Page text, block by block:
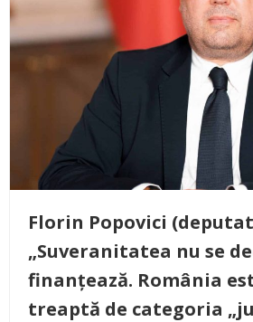
Florin Popovici (deputat
„Suveranitatea nu se
finanțează. România
treaptă de categoria